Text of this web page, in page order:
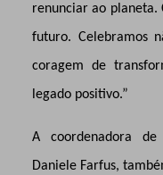
renunciar ao planeta.
futuro. Celebramos
coragem de
legado positivo.”
A coordenadora de
Daniele Farfus,